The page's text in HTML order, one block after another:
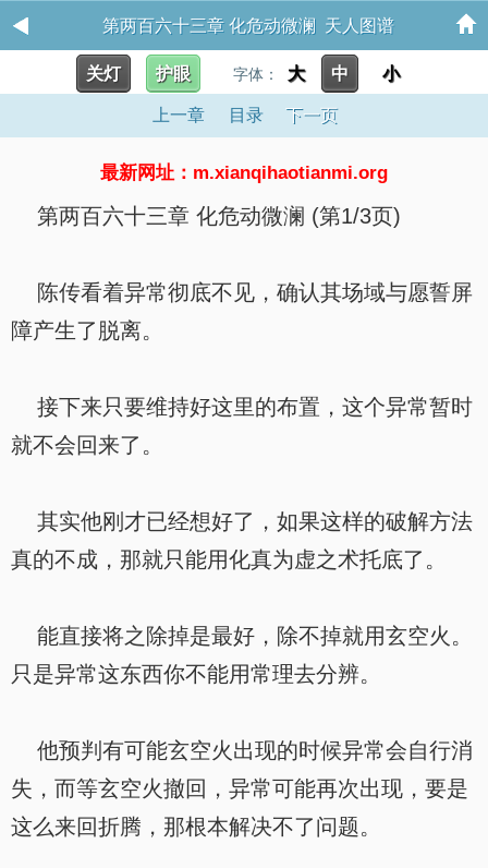
第两百六十三章 化危动微澜 天人图谱
关灯 护眼 字体： 大 中 小
上一章 目录 下一页
最新网址：m.xianqihaotianmi.org
第两百六十三章 化危动微澜 (第1/3页)
陈传看着异常彻底不见，确认其场域与愿誓屏
障产生了脱离。
接下来只要维持好这里的布置，这个异常暂时
就不会回来了。
其实他刚才已经想好了，如果这样的破解方法
真的不成，那就只能用化真为虚之术托底了。
能直接将之除掉是最好，除不掉就用玄空火。
只是异常这东西你不能用常理去分辨。
他预判有可能玄空火出现的时候异常会自行消
失，而等玄空火撤回，异常可能再次出现，要是
这么来回折腾，那根本解决不了问题。